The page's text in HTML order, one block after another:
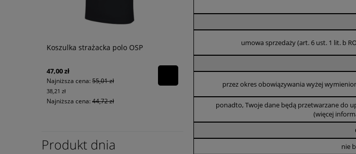
Koszulka strażacka polo OSP
47,00 zł
Najniższa cena: 55,01 zł
38,21 zł
Najniższa cena: 44,72 zł
Produkt dnia
umowa sprzedaży (art. 6 ust. 1 lit. b
przez okres obowiązywania wyżej
ponadto, Twoje dane będą przetwarzane do
(więcej
nie